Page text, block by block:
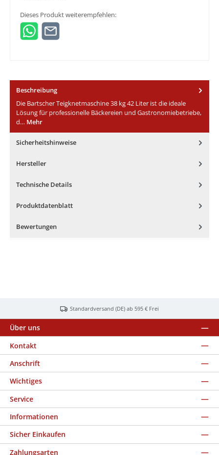
Dieses Produkt weiterempfehlen:
Beschreibung
Die Bartscher Teigknetmaschine 38 kg 42 Liter ist die ideale
Lösung für professionelle Bäckereien und Gastronomiebetriebe,
d… Mehr
Sicherheitshinweise
Hersteller
Technische Details
Produktdatenblatt
Bewertungen
Standardversand (DE) ab 595 € Frei
Über uns
Kontakt
Anschrift
Wichtiges
Service
Informationen
Sicher Einkaufen
Zahlungsarten